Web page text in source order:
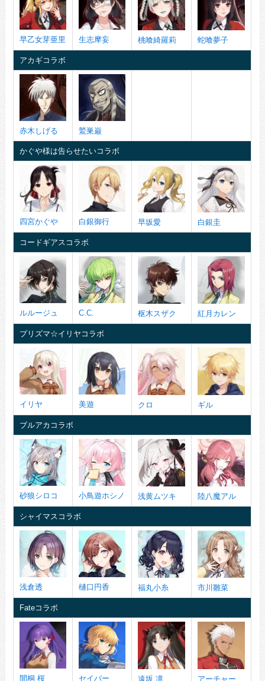
早乙女芽亜里 生志摩妄 桃喰綺羅莉 蛇喰夢子
アカギコラボ
赤木しげる 鷲巣巌
かぐや様は告らせたいコラボ
四宮かぐや 白銀御行 早坂愛 白銀圭
コードギアスコラボ
ルルージュ C.C. 枢木スザク 紅月カレン
プリズマ☆イリヤコラボ
イリヤ 美遊 クロ ギル
ブルアカコラボ
砂狼シロコ 小鳥遊ホシノ 浅黄ムツキ 陸八魔アル
シャイマスコラボ
浅倉透 樋口円香 福丸小糸 市川雛菜
Fateコラボ
間桐 桜 セイバー 遠坂 凛 アーチャー